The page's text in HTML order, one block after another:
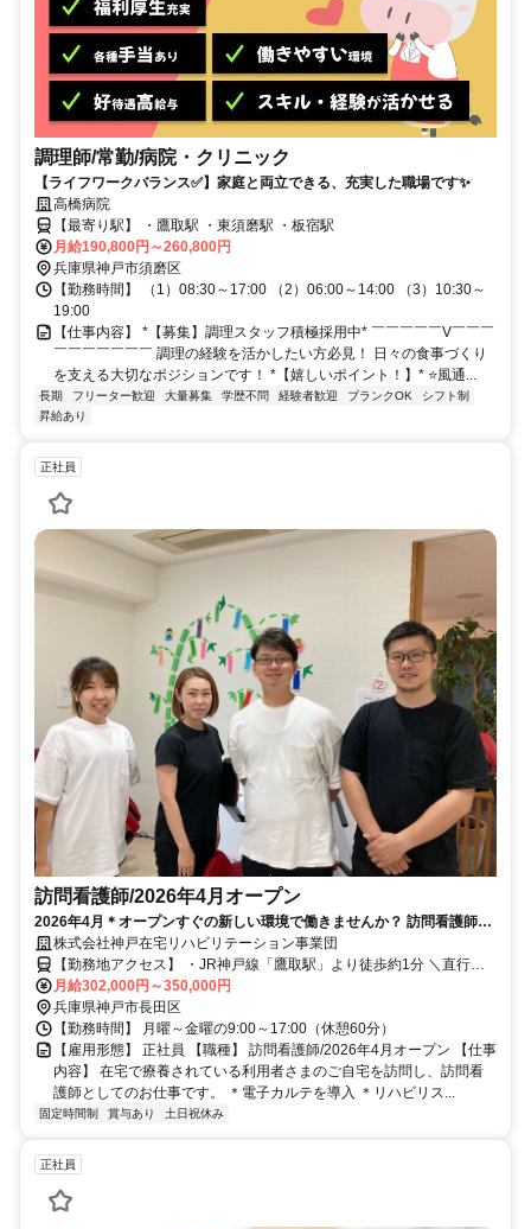
調理師/常勤/病院・クリニック
【ライフワークバランス✅️】家庭と両立できる、充実した職場です✨
高橋病院
【最寄り駅】 ・鷹取駅 ・東須磨駅 ・板宿駅
月給190,800円～260,800円
兵庫県神戸市須磨区
【勤務時間】 （1）08:30～17:00 （2）06:00～14:00 （3）10:30～
19:00
【仕事内容】 *【募集】調理スタッフ積極採用中* ￣￣￣￣￣V￣￣￣
￣￣￣￣￣￣￣ 調理の経験を活かしたい方必見！ 日々の食事づくり
を支える大切なポジションです！ *【嬉しいポイント！】* ⭐️風通...
長期 フリーター歓迎 大量募集 学歴不問 経験者歓迎 ブランクOK
シフト制
昇給あり
正社員
訪問看護師/2026年4月オープン
2026年4月＊オープンすぐの新しい環境で働きませんか？ 訪問看護師
（正社員）募集中！
株式会社神戸在宅リハビリテーション事業団
【勤務地アクセス】 ・JR神戸線「鷹取駅」より徒歩約1分 ＼直行直
帰も可能／ 〇車通勤可
月給302,000円～350,000円
兵庫県神戸市長田区
【勤務時間】 月曜～金曜の9:00～17:00（休憩60分）
【雇用形態】 正社員 【職種】 訪問看護師/2026年4月オープン 【仕事
内容】 在宅で療養されている利用者さまのご自宅を訪問し、訪問看
護師としてのお仕事です。 ＊電子カルテを導入 ＊リハビリス...
固定時間制 賞与あり 土日祝休み
正社員